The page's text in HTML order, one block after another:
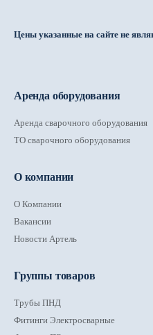
Цены указанные на сайте не
Аренда оборудования
Аренда сварочного оборудования
ТО сварочного оборудования
О компании
О Компании
Вакансии
Новости Артель
Группы товаров
Трубы ПНД
Фитинги Электросварные